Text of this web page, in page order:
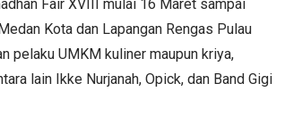
Fair XVIII mulai 16 Maret sampai
Kota dan Lapangan Rengas Pulau
pelaku UMKM kuliner maupun kriya,
lain Ikke Nurjanah, Opick, dan Band Gigi